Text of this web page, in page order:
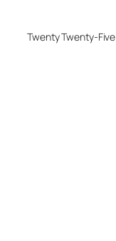
Twenty Twenty-Five